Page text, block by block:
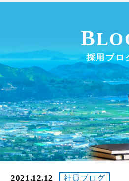
B
採用ブロ
2021.12.12 社員ブログ